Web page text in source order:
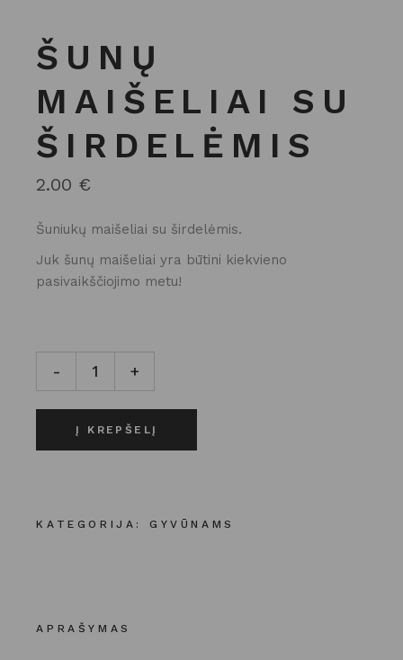
ŠUNŲ
MAIŠELIAI SU
ŠIRDELĖMIS
2.00 €
Šuniukų maišeliai su širdelėmis.
Juk šunų maišeliai yra būtini kiekvieno
pasivaikščiojimo metu!
ŠUNŲ MAIŠELIAI SU ŠIRDELĖMIS kiekis
- +
Į KREPŠELĮ
KATEGORIJA: GYVŪNAMS
APRAŠYMAS